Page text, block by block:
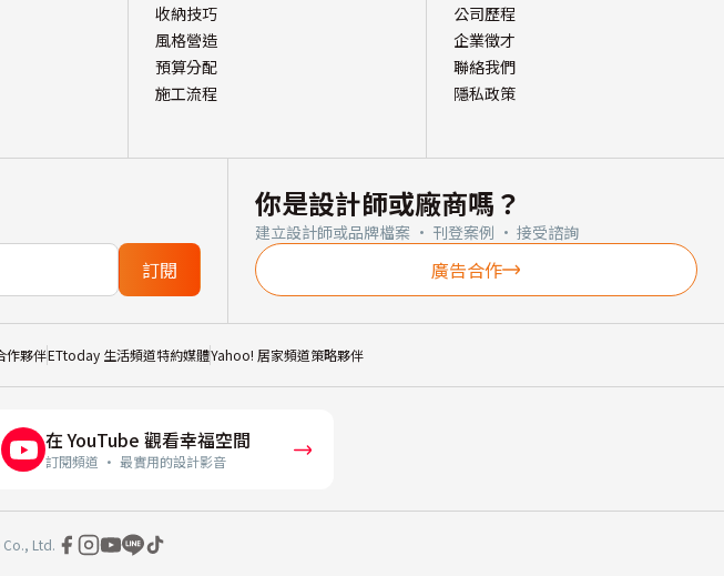
收納技巧
風格營造
預算分配
施工流程
公司歷程
企業徵才
聯絡我們
隱私政策
訂閱
你是設計師或廠商嗎？
建立設計師或品牌檔案 · 刊登案例 · 接受諮詢
廣告合作
作夥伴ETtoday 生活頻道特約媒體Yahoo! 居家頻道策略夥伴
在 YouTube 觀看幸福空間
訂閱頻道 · 最實用的設計影音
Ltd.